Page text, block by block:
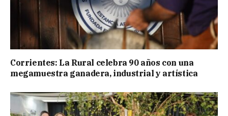
Corrientes: La Rural celebra 90 años con una
megamuestra ganadera, industrial y artística